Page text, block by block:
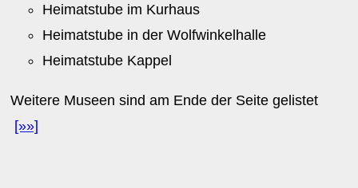
Heimatstube im Kurhaus
Heimatstube in der Wolfwinkelhalle
Heimatstube Kappel
Weitere Museen sind am Ende der Seite gelistet
[»»]